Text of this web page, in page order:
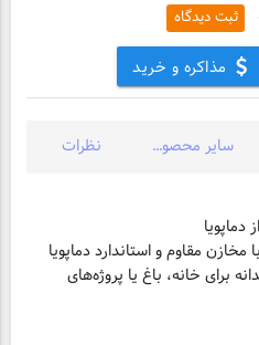
ثبت دیدگاه
مذاکره و خرید
سایر محصولات شرکت نظرات
مقاوم و استاندارد دماپویا
برای خانه، باغ یا پروژه‌های